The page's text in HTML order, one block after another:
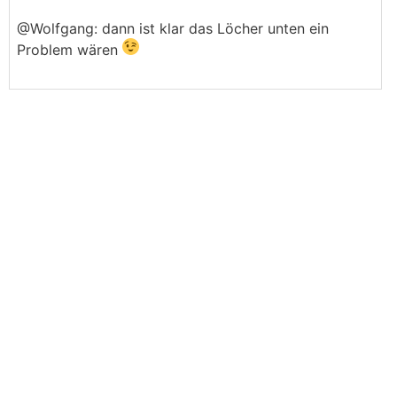
@Wolfgang: dann ist klar das Löcher unten ein
Problem wären